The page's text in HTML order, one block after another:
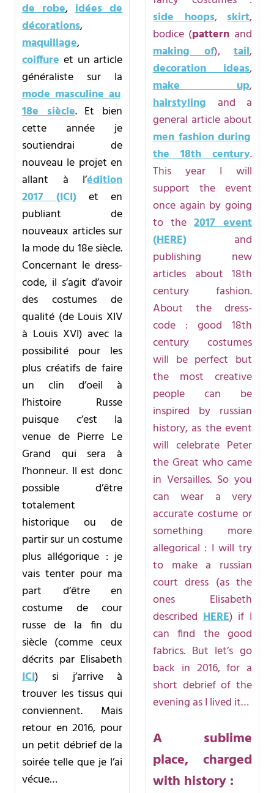
de robe,idées de
décorations,
maquillage,
coiffure et un article
généraliste sur la
mode masculine au
18e siècle. Et bien
cette année je
soutiendrai de
nouveau le projet en
allant à l’édition
2017 (ICI)et en
publiant de
nouveaux articles sur
la mode du 18e siècle.
Concernant le dress-
code, il s’agit d’avoir
des costumes de
qualité (de Louis XIV
à Louis XVI) avec la
possibilité pour les
plus créatifs de faire
un clin d’oeil à
l’histoire Russe
puisque c’est la
venue de Pierre Le
Grand qui sera à
l’honneur. Il est donc
possible d’être
totalement
historique ou de
partir sur un costume
plus allégorique : je
vais tenter pour ma
part d’être en
costume de cour
russe de la fin du
siècle (comme ceux
décrits par Elisabeth
ICI) si j’arrive à
trouver les tissus qui
conviennent. Mais
retour en 2016, pour
un petit débrief de la
soirée telle que je l’ai
vécue…
side hoops,skirt,
bodice (pattern and
making of),tail,
decoration ideas,
make up,
hairstyling
and a
general article about
men fashion during
the 18th century.
This year I will
support the event
once again by going
to the2017 event
(HERE)and
publishing new
articles about 18th
century fashion.
About the dress-
code : good 18th
century costumes
will be perfect but
the most creative
people can be
inspired by russian
history, as the event
will celebrate Peter
the Great who came
in Versailles. So you
can wear a very
accurate costume or
something more
allegorical : I will try
to make a russian
court dress (as the
ones Elisabeth
describedHERE) if I
can find the good
fabrics. But let’s go
back in 2016, for a
short debrief of the
evening as I lived it…
A sublime
place, charged
with history :